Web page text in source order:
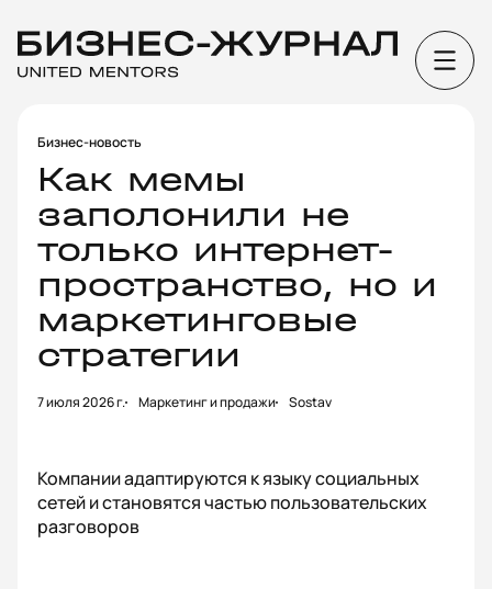
Бизнес-новость
Как мемы
заполонили не
только интернет-
пространство, но и
маркетинговые
стратегии
7 июля 2026 г. Маркетинг и продажи Sostav
Компании адаптируются к языку социальных
сетей и становятся частью пользовательских
разговоров